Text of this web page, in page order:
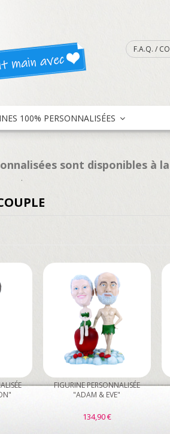
F.A.Q. /
100% PERSONNALISÉES
sont disponibles à
.
FIGURINE PERSONNALISÉE
"ADAM & EVE"
134,90 €